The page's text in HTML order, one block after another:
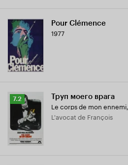
Pour Clémence
1977
Рейтинг
Кинопоиска
7.2
7.2 Труп моего врага
Le corps de mon ennemi,
L'avocat de François